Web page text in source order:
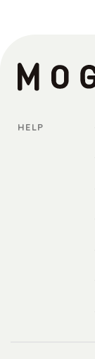
HELP